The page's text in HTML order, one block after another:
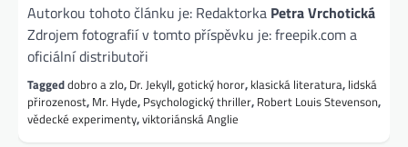
Autorkou tohoto článku je: Redaktorka Petra Vrchotická
Zdrojem fotografií v tomto příspěvku je: freepik.com a
oficiální distributoři
Taggeddobro a zlo, Dr. Jekyll,gotický horor, klasická literatura, lidská
přirozenost, Mr. Hyde, Psychologický thriller, Robert Louis Stevenson,
vědecké experimenty,viktoriánská Anglie